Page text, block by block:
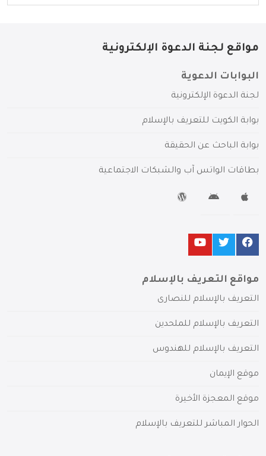
مواقع لجنة الدعوة الإلكترونية
البوابات الدعوية
لجنة الدعوة الإلكترونية
بوابة الكويت للتعريف بالإسلام
بوابة الباحث عن الحقيقة
بطاقات الواتس آب والشبكات الاجتماعية
مواقع التعريف بالإسلام
التعريف بالإسلام للنصارى
التعريف بالإسلام للملحدين
التعريف بالإسلام للهندوس
موقع الإيمان
موقع المعجزة الأخيرة
الحوار المباشر للتعريف بالإسلام